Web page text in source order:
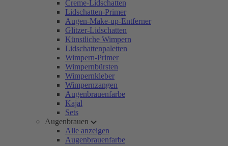
Creme-Lidschatten
Lidschatten-Primer
Augen-Make-up-Entferner
Glitzer-Lidschatten
Künstliche Wimpern
Lidschattenpaletten
Wimpern-Primer
Wimpernbürsten
Wimpernkleber
Wimpernzangen
Augenbrauenfarbe
Kajal
Sets
Augenbrauen
Alle anzeigen
Augenbrauenfarbe